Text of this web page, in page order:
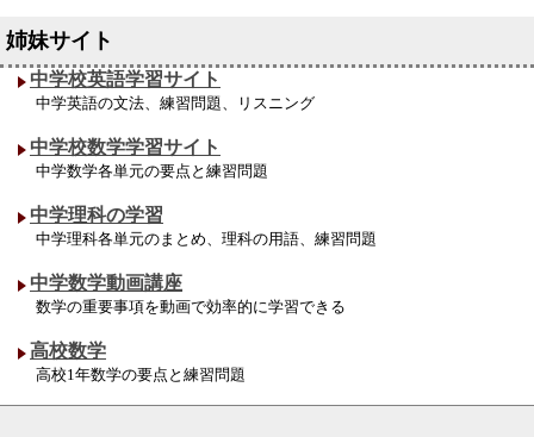
中学校英語学習サイト
中学英語の文法、練習問題、リスニング
中学校数学学習サイト
中学数学各単元の要点と練習問題
中学理科の学習
中学理科各単元のまとめ、理科の用語、練習問題
中学数学動画講座
数学の重要事項を動画で効率的に学習できる
高校数学
高校1年数学の要点と練習問題